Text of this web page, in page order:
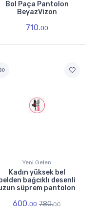
Bol Paça Pantolon
BeyazVizon
710.00
Yeni Gelen
Kadın yüksek bel
belden bağcıklı desenli
süprem pantolon
600.00 780.00